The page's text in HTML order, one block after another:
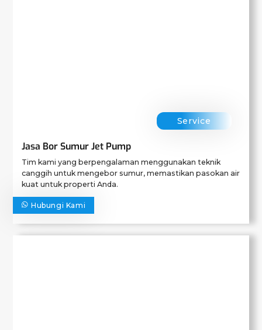
Service
Jasa Bor Sumur Jet Pump
Tim kami yang berpengalaman menggunakan teknik
canggih untuk mengebor sumur, memastikan pasokan air
kuat untuk properti Anda.
Hubungi Kami